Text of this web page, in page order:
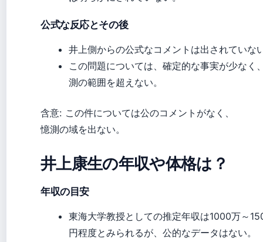
公式な反応とその後
井上側からの公式なコメントは出されていな
この問題については、確定的な事実が少なく
測の範囲を超えない。
含意: この件については公のコメントがなく、
憶測の域を出ない。
井上康生の年収や体格は？
年収の目安
東海大学教授としての推定年収は1000万～
円程度とみられるが、公的なデータはない。